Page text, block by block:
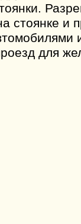
стоянке и
для